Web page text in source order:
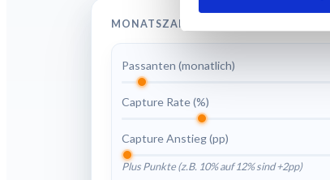
MONATSZAHLEN
Passanten (monatlich)
Capture Rate (%)
Capture Anstieg (pp)
Plus Punkte (z.B. 10% auf 12% sind +2pp)